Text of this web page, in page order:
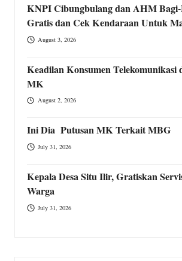
KNPI Cibungbulang dan AHM
Gratis dan Cek Kendaraan Untuk
August 3, 2026
Keadilan Konsumen Telekomunikasi
MK
August 2, 2026
Ini Dia Putusan MK Terkait MBG
July 31, 2026
Kepala Desa Situ Ilir, Gratiskan
Warga
July 31, 2026